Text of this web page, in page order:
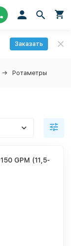
Заказать
Ротаметры
GPM (11,5-